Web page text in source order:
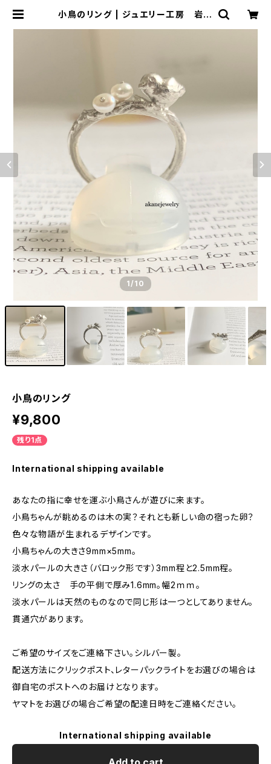
小鳥のリング | ジュエリー工房 岩田
1/10
小鳥のリング
¥9,800
残り1点
International shipping available
あなたの指に幸せを運ぶ小鳥さんが遊びに来ます。
小鳥ちゃんが眺めるのは木の実？それとも新しい命の宿った卵？
色々な物語が生まれるデザインです。
小鳥ちゃんの大きさ9mm×5mm。
淡水パールの大きさ（バロック形です）3mm程と2.5mm程。
リングの太さ 手の平側で厚み1.6mm。幅2ｍｍ。
淡水パールは天然のものなので同じ形は一つとしてありません。
貫通穴があります。
ご希望のサイズをご連絡下さい。シルバー製。
配送方法にクリックポスト、レターパックライトをお選びの場合は
御自宅のポストへのお届けとなります。
ヤマトをお選びの場合ご希望の配達日時をご連絡ください。
International shipping available